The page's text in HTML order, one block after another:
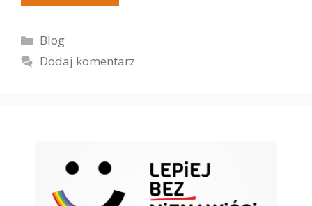
Kategorie
Blog
Dodaj komentarz